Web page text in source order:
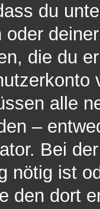
du
die du
alle
–
Bei
nötig ist
den dort